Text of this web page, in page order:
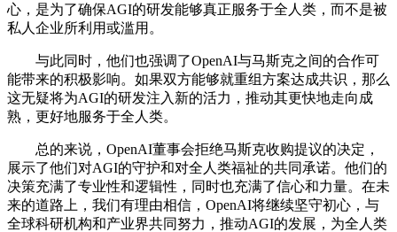
心，是为了确保AGI的研发能够真正服务于全人类，而不是被
私人企业所利用或滥用。
与此同时，他们也强调了OpenAI与马斯克之间的合作可
能带来的积极影响。如果双方能够就重组方案达成共识，那么
这无疑将为AGI的研发注入新的活力，推动其更快地走向成
熟，更好地服务于全人类。
总的来说，OpenAI董事会拒绝马斯克收购提议的决定，
展示了他们对AGI的守护和对全人类福祉的共同承诺。他们的
决策充满了专业性和逻辑性，同时也充满了信心和力量。在未
来的道路上，我们有理由相信，OpenAI将继续坚守初心，与
全球科研机构和产业界共同努力，推动AGI的发展，为全人类